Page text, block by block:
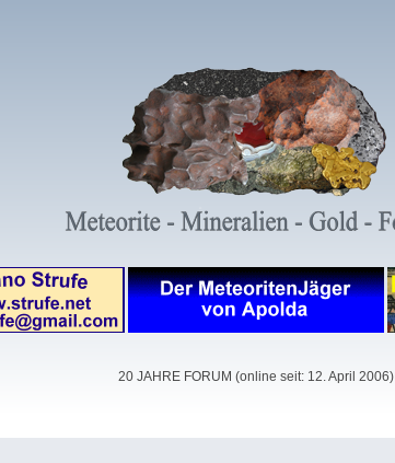
20 JAHRE FORUM (online seit: 12. April 2006)